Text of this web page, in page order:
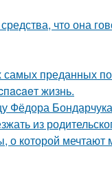
что она
самых преданных
жизнь.
Фёдора
из
о которой